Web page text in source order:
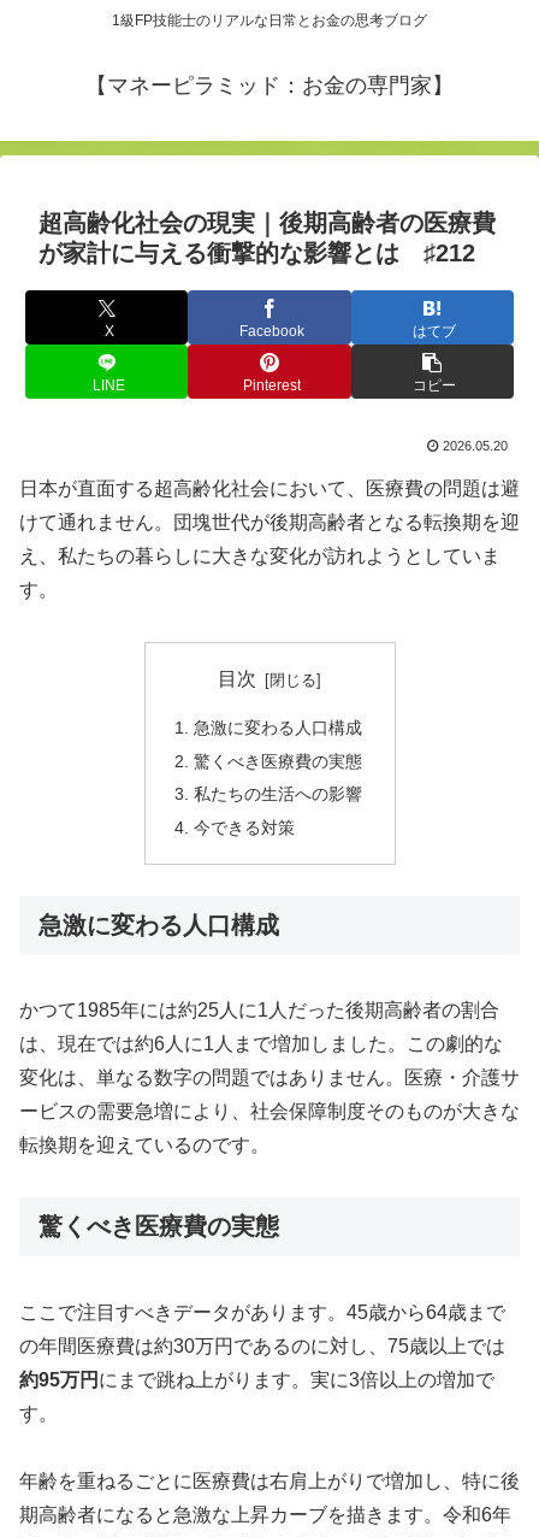
1級FP技能士のリアルな日常とお金の思考ブログ
【マネーピラミッド：お金の専門家】
超高齢化社会の現実｜後期高齢者の医療費
が家計に与える衝撃的な影響とは ♯212
X Facebook はてブ
LINE Pinterest コピー
2026.05.20
日本が直面する超高齢化社会において、医療費の問題は避
けて通れません。団塊世代が後期高齢者となる転換期を迎
え、私たちの暮らしに大きな変化が訪れようとしていま
す。
目次
急激に変わる人口構成
驚くべき医療費の実態
私たちの生活への影響
今できる対策
急激に変わる人口構成
かつて1985年には約25人に1人だった後期高齢者の割合
は、現在では約6人に1人まで増加しました。この劇的な
変化は、単なる数字の問題ではありません。医療・介護サ
ービスの需要急増により、社会保障制度そのものが大きな
転換期を迎えているのです。
驚くべき医療費の実態
ここで注目すべきデータがあります。45歳から64歳まで
の年間医療費は約30万円であるのに対し、75歳以上では
約95万円 にまで跳ね上がります。実に3倍以上の増加で
す。
年齢を重ねるごとに医療費は右肩上がりで増加し、特に後
期高齢者になると急激な上昇カーブを描きます。令和6年